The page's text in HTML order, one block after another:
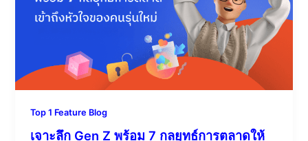
Top 1 Feature Blog
เจาะลึก Gen Z พร้อม 7 กลยุทธ์การตลาดให้